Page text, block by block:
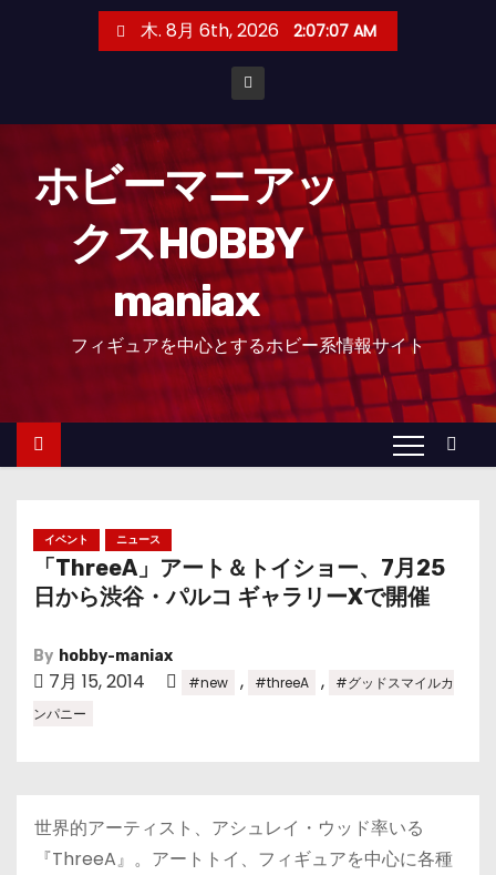
木. 8月 6th, 2026 2:07:08 AM
ホビーマニアッ
クスHOBBY
maniax
フィギュアを中心とするホビー系情報サイト
イベント ニュース
「ThreeA」アート＆トイショー、7月25
日から渋谷・パルコ ギャラリーXで開催
By hobby-maniax
7月 15, 2014 #new , #threeA ,
#グッドスマイルカ
ンパニー
世界的アーティスト、アシュレイ・ウッド率いる
『ThreeA』。アートトイ、フィギュアを中心に各種